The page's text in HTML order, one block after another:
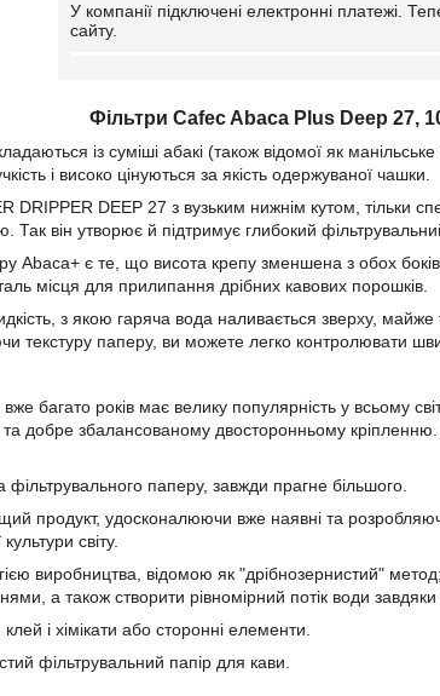
У компанії підключені електронні платежі.
сайту.
Фільтри Cafec Abaca Plus Deep 27,
із суміші абакі (також відомої як
і високо цінуються за якість одержуваної чашки.
DRIPPER DEEP 27 з вузьким нижнім кутом, тільки
він утворює й підтримує глибокий
Abaca+ є те, що висота крепу зменшена з обох
місця для прилипання дрібних кавових порошків.
з якою гаряча вода наливається зверху, майже
текстуру паперу, ви можете легко контролювати
багато років має велику популярність у всьому
добре збалансованому двосторонньому
паперу, завжди прагне більшого.
продукт, удосконалюючи вже наявні та
світу.
виробництва, відомою як "дрібнозернистий"
а також створити рівномірний потік води завдяки
і хімікати або сторонні елементи.
фільтрувальний папір для кави.